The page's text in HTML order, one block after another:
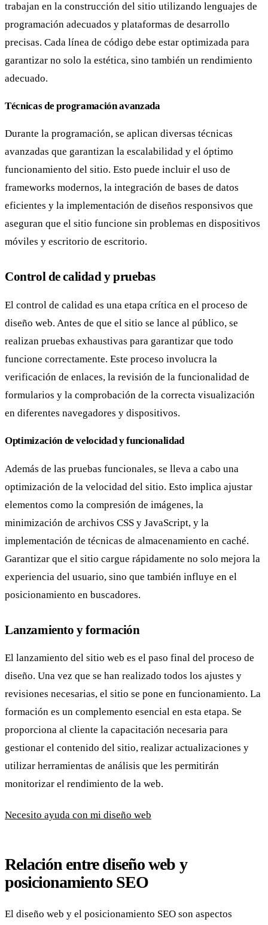
trabajan en la construcción del sitio utilizando lenguajes de
programación adecuados y plataformas de desarrollo
precisas. Cada línea de código debe estar optimizada para
garantizar no solo la estética, sino también un rendimiento
adecuado.
Técnicas de programación avanzada
Durante la programación, se aplican diversas técnicas
avanzadas que garantizan la escalabilidad y el óptimo
funcionamiento del sitio. Esto puede incluir el uso de
frameworks modernos, la integración de bases de datos
eficientes y la implementación de diseños responsivos que
aseguran que el sitio funcione sin problemas en dispositivos
móviles y escritorio de escritorio.
Control de calidad y pruebas
El control de calidad es una etapa crítica en el proceso de
diseño web. Antes de que el sitio se lance al público, se
realizan pruebas exhaustivas para garantizar que todo
funcione correctamente. Este proceso involucra la
verificación de enlaces, la revisión de la funcionalidad de
formularios y la comprobación de la correcta visualización
en diferentes navegadores y dispositivos.
Optimización de velocidad y funcionalidad
Además de las pruebas funcionales, se lleva a cabo una
optimización de la velocidad del sitio. Esto implica ajustar
elementos como la compresión de imágenes, la
minimización de archivos CSS y JavaScript, y la
implementación de técnicas de almacenamiento en caché.
Garantizar que el sitio cargue rápidamente no solo mejora la
experiencia del usuario, sino que también influye en el
posicionamiento en buscadores.
Lanzamiento y formación
El lanzamiento del sitio web es el paso final del proceso de
diseño. Una vez que se han realizado todos los ajustes y
revisiones necesarias, el sitio se pone en funcionamiento. La
formación es un complemento esencial en esta etapa. Se
proporciona al cliente la capacitación necesaria para
gestionar el contenido del sitio, realizar actualizaciones y
utilizar herramientas de análisis que les permitirán
monitorizar el rendimiento de la web.
Necesito ayuda con mi diseño web
Relación entre diseño web y
posicionamiento SEO
El diseño web y el posicionamiento SEO son aspectos